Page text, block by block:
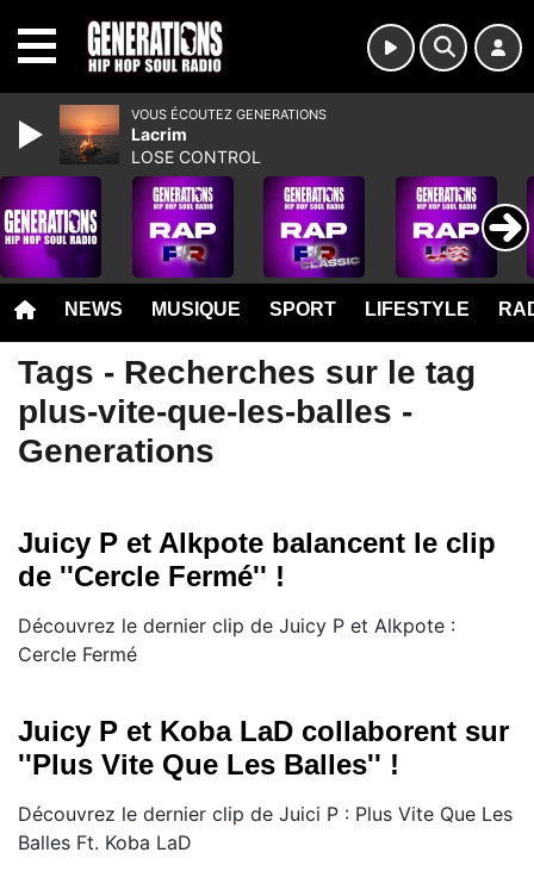
NEWS MUSIQUE SPORT LIFESTYLE
Tags - Recherches sur le tag
plus-vite-que-les-balles -
Generations
Juicy P et Alkpote balancent le clip
de ''Cercle Fermé'' !
Découvrez le dernier clip de Juicy P et Alkpote :
Cercle Fermé
Juicy P et Koba LaD collaborent sur
''Plus Vite Que Les Balles'' !
Découvrez le dernier clip de Juici P : Plus Vite Que Les
Balles Ft. Koba LaD
VOUS ÉCOUTEZ GENERATIONS
Lacrim
LOSE CONTROL